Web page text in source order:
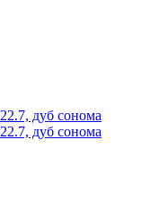
дуб сонома
дуб сонома